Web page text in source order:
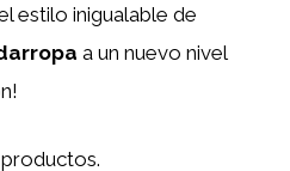
estilo inigualable de
a un nuevo nivel